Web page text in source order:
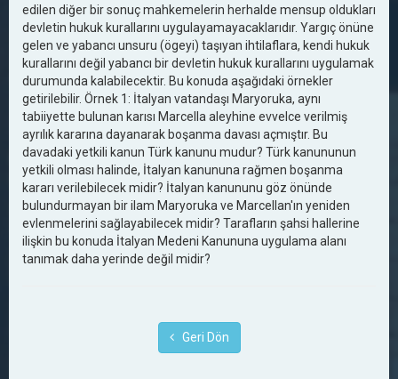
edilen diğer bir sonuç mahkemelerin herhalde mensup oldukları
devletin hukuk kurallarını uygulayamayacaklarıdır. Yargıç önüne
gelen ve yabancı unsuru (ögeyi) taşıyan ihtilaflara, kendi hukuk
kurallarını değil yabancı bir devletin hukuk kurallarını uygulamak
durumunda kalabilecektir. Bu konuda aşağıdaki örnekler
getirilebilir. Örnek 1: İtalyan vatandaşı Maryoruka, aynı
tabiiyette bulunan karısı Marcella aleyhine evvelce verilmiş
ayrılık kararına dayanarak boşanma davası açmıştır. Bu
davadaki yetkili kanun Türk kanunu mudur? Türk kanununun
yetkili olması halinde, İtalyan kanununa rağmen boşanma
kararı verilebilecek midir? İtalyan kanununu göz önünde
bulundurmayan bir ilam Maryoruka ve Marcellan'ın yeniden
evlenmelerini sağlayabilecek midir? Tarafların şahsi hallerine
ilişkin bu konuda İtalyan Medeni Kanununa uygulama alanı
tanımak daha yerinde değil midir?
Geri Dön